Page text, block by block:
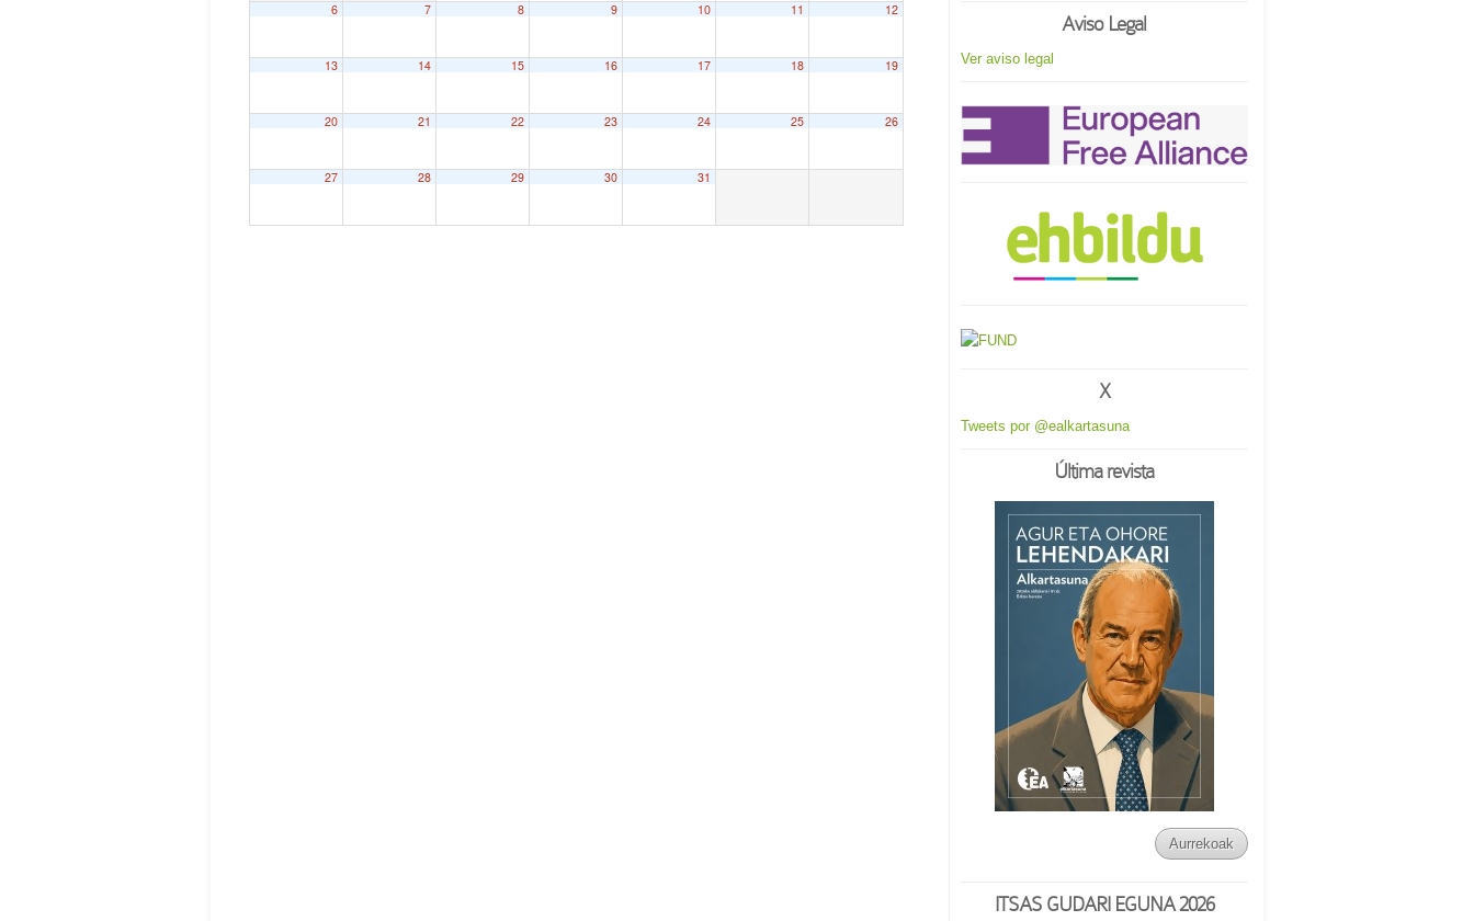
6 7 8 9 10 11 12
13 14 15 16 17 18 19
20 21 22 23 24 25 26
27 28 29 30 31
Aviso Legal
Ver aviso legal
X
Tweets por @ealkartasuna
Última revista
Aurrekoak
ITSAS GUDARI EGUNA 2026